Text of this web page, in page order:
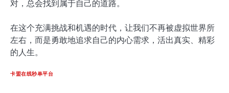
对，总会找到属于自己的道路。
在这个充满挑战和机遇的时代，让我们不再被虚拟世界所
左右，而是勇敢地追求自己的内心需求，活出真实、精彩
的人生。
卡盟在线秒单平台